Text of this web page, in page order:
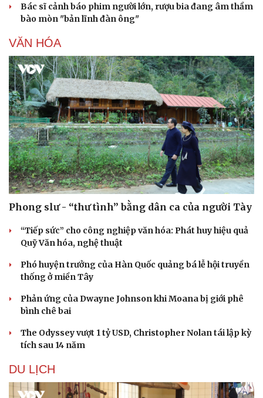
Văn hóa
Sân khấu - Điện ảnh
Văn học
Âm nhạc
Di sản
Nghệ sĩ
Thời trang
Sao Việt
Bác sĩ cảnh báo phim người lớn, rượu bia đang âm thầm
bào mòn "bản lĩnh đàn ông"
VĂN HÓA
Phong slư - “thư tình” bằng dân ca của người Tày
“Tiếp sức” cho công nghiệp văn hóa: Phát huy hiệu quả
Quỹ Văn hóa, nghệ thuật
Phó huyện trưởng của Hàn Quốc quảng bá lễ hội truyền
thống ở miền Tây
Phản ứng của Dwayne Johnson khi Moana bị giới phê
bình chê bai
The Odyssey vượt 1 tỷ USD, Christopher Nolan tái lập kỳ
tích sau 14 năm
DU LỊCH